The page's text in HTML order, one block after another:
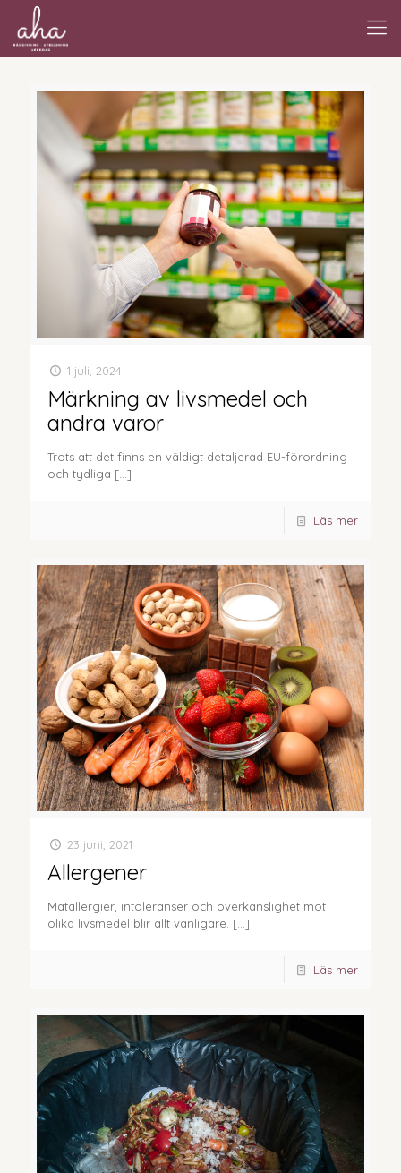
1 juli, 2024
Märkning av livsmedel och
andra varor
Trots att det finns en väldigt detaljerad EU-förordning
och tydliga […]
Läs mer
23 juni, 2021
Allergener
Matallergier, intoleranser och överkänslighet mot
olika livsmedel blir allt vanligare. […]
Läs mer